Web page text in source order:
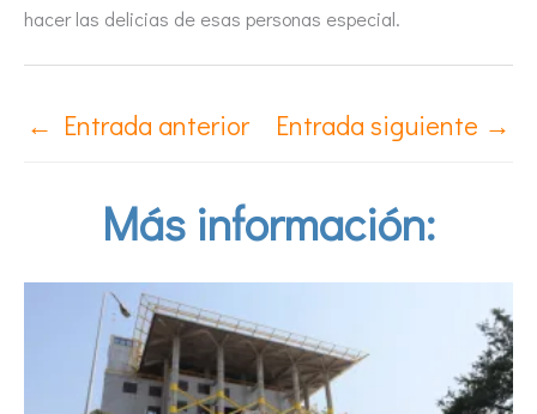
hacer las delicias de esas personas especial.
← Entrada anterior Entrada siguiente →
Más información: